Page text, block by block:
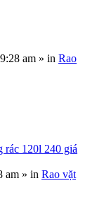
am » in Rao
rác 120l 240 giá
am » in Rao vặt